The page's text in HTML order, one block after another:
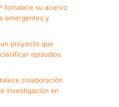
fortalece su acervo
emergentes y
proyecto que
episodios
colaboración
investigación en